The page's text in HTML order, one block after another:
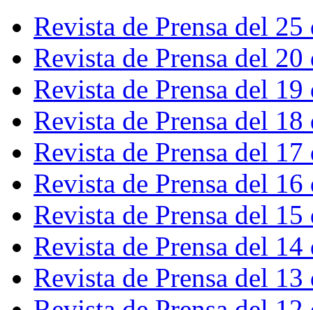
Revista de Prensa del
Revista de Prensa del
Revista de Prensa del
Revista de Prensa del
Revista de Prensa del
Revista de Prensa del
Revista de Prensa del
Revista de Prensa del
Revista de Prensa del